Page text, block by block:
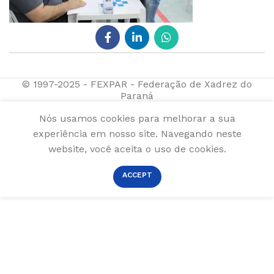
© 1997-2025 - FEXPAR - Federação de Xadrez do
Paraná
Nós usamos cookies para melhorar a sua
experiência em nosso site. Navegando neste
website, você aceita o uso de cookies.
ACCEPT